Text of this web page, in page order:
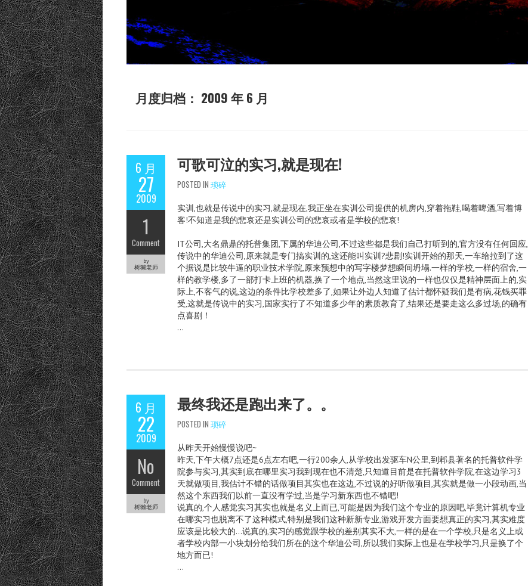
月度归档： 2009 年 6 月
6 月
27
2009
1
Comment
by
树獭老师
可歌可泣的实习,就是现在!
POSTED IN 琐碎
实训,也就是传说中的实习,就是现在,我正坐在实训公司提供的机房内,穿着拖鞋,喝着啤酒,写着博
客!不知道是我的悲哀还是实训公司的悲哀或者是学校的悲哀!
IT公司,大名鼎鼎的托普集团,下属的华迪公司,不过这些都是我们自己打听到的,官方没有任何回应,
传说中的华迪公司,原来就是专门搞实训的,这还能叫实训?悲剧!实训开始的那天,一车给拉到了这
个据说是比较牛逼的职业技术学院,原来预想中的写字楼梦想瞬间坍塌.一样的学校,一样的宿舍,一
样的教学楼,多了一部打卡上班的机器,换了一个地点,当然这里说的一样也仅仅是精神层面上的,实
际上,不客气的说,这边的条件比学校差多了,如果让外边人知道了估计都怀疑我们是有病,花钱买罪
受,这就是传说中的实习,国家实行了不知道多少年的素质教育了,结果还是要走这么多过场,的确有
点喜剧！
…
6 月
22
2009
No
Comment
by
树獭老师
最终我还是跑出来了。。
POSTED IN 琐碎
从昨天开始慢慢说吧~
昨天,下午大概7点还是6点左右吧,一行200余人,从学校出发驱车N公里,到郫县著名的托普软件学
院参与实习,其实到底在哪里实习我到现在也不清楚,只知道目前是在托普软件学院,在这边学习3
天就做项目,我估计不错的话做项目其实也在这边,不过说的好听做项目,其实就是做一小段动画,当
然这个东西我们以前一直没有学过,当是学习新东西也不错吧!
说真的,个人感觉实习其实也就是名义上而已,可能是因为我们这个专业的原因吧,毕竟计算机专业
在哪实习也脱离不了这种模式,特别是我们这种新新专业,游戏开发方面要想真正的实习,其实难度
应该是比较大的…说真的,实习的感觉跟学校的差别其实不大,一样的是在一个学校,只是名义上或
者学校内部一小块划分给我们所在的这个华迪公司,所以我们实际上也是在学校学习,只是换了个
地方而已!
…